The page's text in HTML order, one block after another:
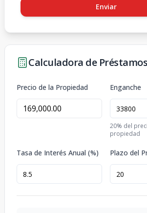
Enviar
Calculadora de Préstamos
Precio de la Propiedad Enganche
20% del
propiedad
Tasa de Interés Anual (%) Plazo del